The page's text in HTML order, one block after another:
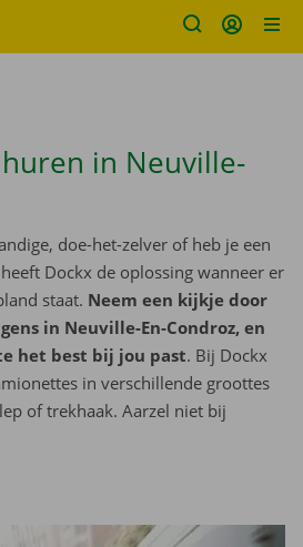
in Neuville-
doe-het-zelver of heb je een
Dockx de oplossing wanneer er
staat. Neem een kijkje door
in Neuville-En-Condroz, en
het best bij jou past. Bij Dockx
in verschillende groottes
of trekhaak. Aarzel niet bij